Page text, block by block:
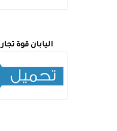
اليابان قوة